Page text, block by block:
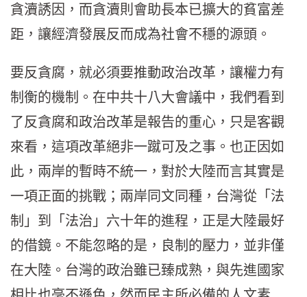
貪瀆誘因，而貪瀆則會助長本已擴大的貧富差
距，讓經濟發展反而成為社會不穩的源頭。
要反貪腐，就必須要推動政治改革，讓權力有
制衡的機制。在中共十八大會議中，我們看到
了反貪腐和政治改革是報告的重心，只是客觀
來看，這項改革絕非一蹴可及之事。也正因如
此，兩岸的暫時不統一，對於大陸而言其實是
一項正面的挑戰；兩岸同文同種，台灣從「法
制」到「法治」六十年的進程，正是大陸最好
的借鏡。不能忽略的是，良制的壓力，並非僅
在大陸。台灣的政治雖已臻成熟，與先進國家